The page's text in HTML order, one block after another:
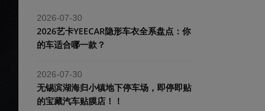
2026-07-30
2026艺卡YEECAR隐形车衣全系盘点：你
的车适合哪一款？
2026-07-30
​无锡滨湖海归小镇地下停车场，即停即贴
的宝藏汽车贴膜店！！